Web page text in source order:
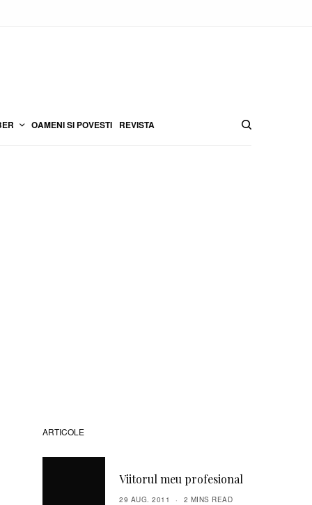
OAMENI SI POVESTI REVISTA
ARTICOLE
Viitorul meu profesional
29 AUG. 2011 2 MINS READ